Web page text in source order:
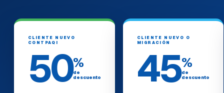
CLIENTE NUEVO
CONTPAQi
50%
de
descuento
CLIENTE NUEVO O
MIGRACIÓN
45%
de
descuento